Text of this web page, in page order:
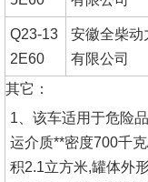
Q23-13
2E60
安徽全柴动
有限公司
其它：
1、该车适用于危险
运介质**密度700千
积2.1立方米,罐体外